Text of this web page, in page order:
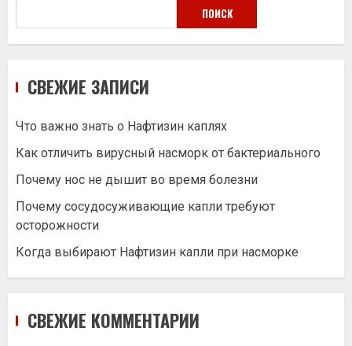
ПОИСК
СВЕЖИЕ ЗАПИСИ
Что важно знать о Нафтизин каплях
Как отличить вирусный насморк от бактериального
Почему нос не дышит во время болезни
Почему сосудосуживающие капли требуют
осторожности
Когда выбирают Нафтизин капли при насморке
СВЕЖИЕ КОММЕНТАРИИ